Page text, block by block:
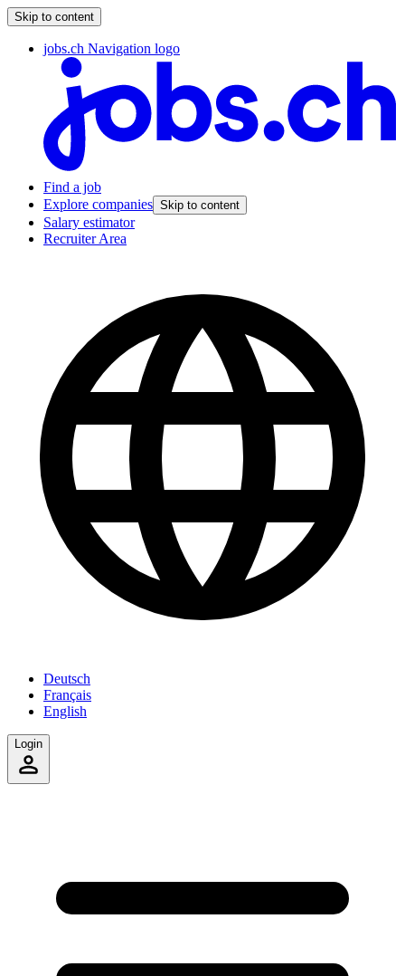
Skip to content
jobs.ch Navigation logo
Find a job
Explore companies Skip to content
Salary estimator
Recruiter Area
Deutsch
Français
English
Login